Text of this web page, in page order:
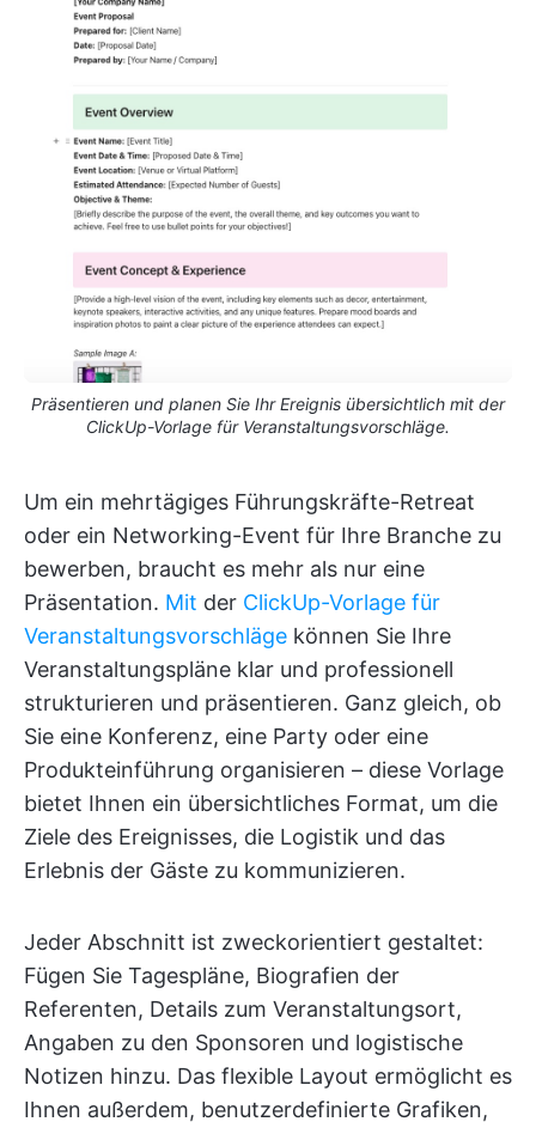
Präsentieren und planen Sie Ihr Ereignis übersichtlich mit der
ClickUp-Vorlage für Veranstaltungsvorschläge.
Um ein mehrtägiges Führungskräfte-Retreat
oder ein Networking-Event für Ihre Branche zu
bewerben, braucht es mehr als nur eine
Präsentation. Mit der ClickUp-Vorlage für
Veranstaltungsvorschläge können Sie Ihre
Veranstaltungspläne klar und professionell
strukturieren und präsentieren. Ganz gleich, ob
Sie eine Konferenz, eine Party oder eine
Produkteinführung organisieren – diese Vorlage
bietet Ihnen ein übersichtliches Format, um die
Ziele des Ereignisses, die Logistik und das
Erlebnis der Gäste zu kommunizieren.
Jeder Abschnitt ist zweckorientiert gestaltet:
Fügen Sie Tagespläne, Biografien der
Referenten, Details zum Veranstaltungsort,
Angaben zu den Sponsoren und logistische
Notizen hinzu. Das flexible Layout ermöglicht es
Ihnen außerdem, benutzerdefinierte Grafiken,